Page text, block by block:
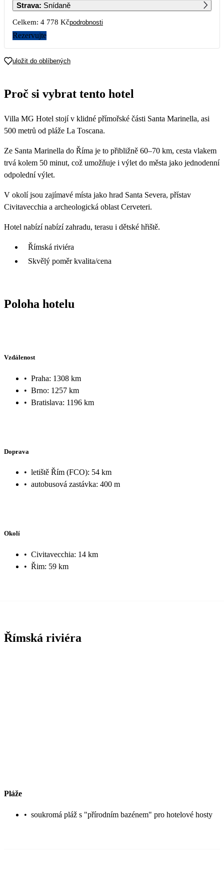
7
2 679
8
2 679
9
2 679
10 11 12 13
14
2 579 2 489 2 389 2 389 2 389 2 389 2 389
21 22
28
2 389
29 30
Strava: Snídaně
Celkem: 4 778 Kčpodrobnosti
Rezervujte
uložit do oblíbených
Proč si vybrat tento hotel
Villa MG Hotel stojí v klidné přímořské části Santa Marinella, asi
500 metrů od pláže La Toscana.
Ze Santa Marinella do Říma je to přibližně 60–70 km, cesta vlakem
trvá kolem 50 minut, což umožňuje i výlet do města jako jednodenní
odpolední výlet.
V okolí jsou zajímavé místa jako hrad Santa Severa, přístav
Civitavecchia a archeologická oblast Cerveteri.
Hotel nabízí nabízí zahradu, terasu i dětské hřiště.
Římská riviéra
Skvělý poměr kvalita/cena
Poloha hotelu
Vzdálenost
• Praha: 1308 km
• Brno: 1257 km
• Bratislava: 1196 km
Doprava
• letiště Řím (FCO): 54 km
• autobusová zastávka: 400 m
Okolí
• Civitavecchia: 14 km
• Řim: 59 km
Římská riviéra
Pláže
• soukromá pláž s "přírodním bazénem" pro hotelové hosty